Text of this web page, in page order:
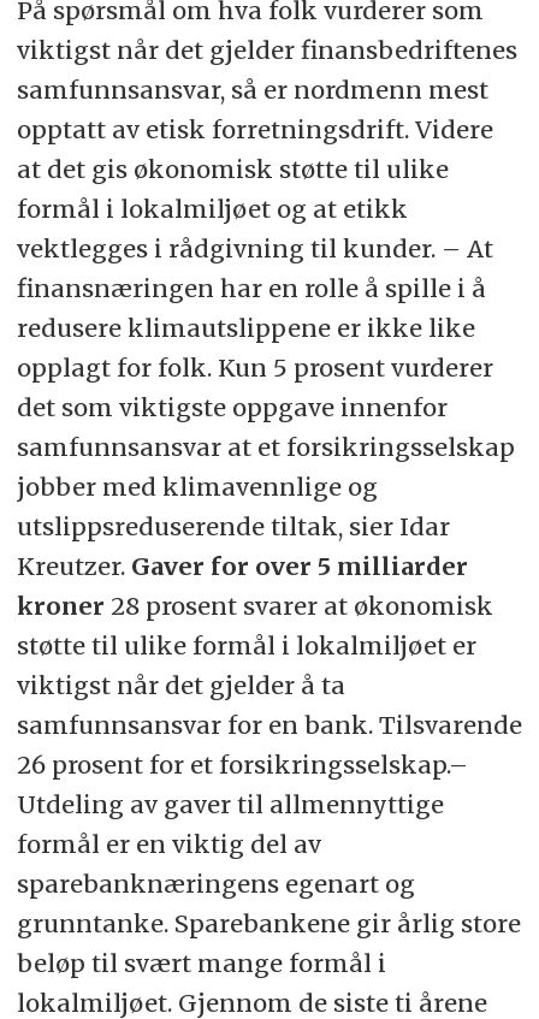
På spørsmål om hva folk vurderer som
viktigst når det gjelder finansbedriftenes
samfunnsansvar, så er nordmenn mest
opptatt av etisk forretningsdrift. Videre
at det gis økonomisk støtte til ulike
formål i lokalmiljøet og at etikk
vektlegges i rådgivning til kunder. – At
finansnæringen har en rolle å spille i å
redusere klimautslippene er ikke like
opplagt for folk. Kun 5 prosent vurderer
det som viktigste oppgave innenfor
samfunnsansvar at et forsikringsselskap
jobber med klimavennlige og
utslippsreduserende tiltak, sier Idar
Kreutzer. Gaver for over 5 milliarder
kroner 28 prosent svarer at økonomisk
støtte til ulike formål i lokalmiljøet er
viktigst når det gjelder å ta
samfunnsansvar for en bank. Tilsvarende
26 prosent for et forsikringsselskap.–
Utdeling av gaver til allmennyttige
formål er en viktig del av
sparebanknæringens egenart og
grunntanke. Sparebankene gir årlig store
beløp til svært mange formål i
lokalmiljøet. Gjennom de siste ti årene